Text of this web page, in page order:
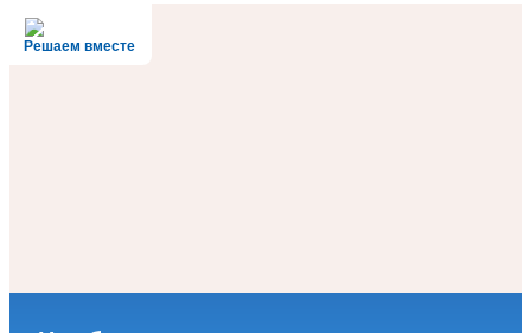
Решаем вместе